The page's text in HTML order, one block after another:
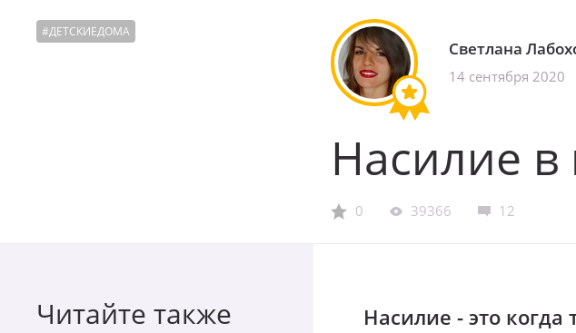
#ДЕТСКИЕДОМА
Светлана
14 сентября 2020
Насилие в
0 39366 12
Читайте также
Насилие - это